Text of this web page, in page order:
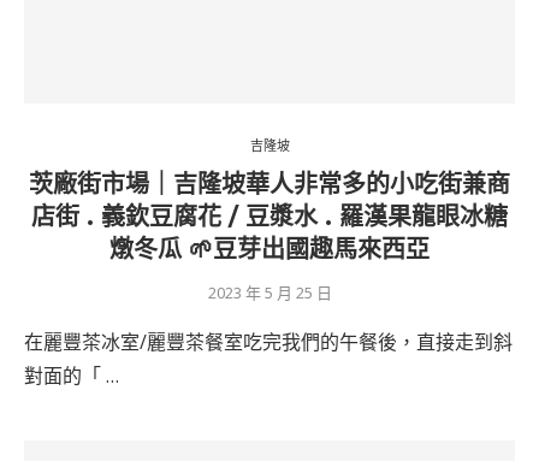
吉隆坡
茨廠街市場｜吉隆坡華人非常多的小吃街兼商
店街 . 義欽豆腐花 / 豆漿水 . 羅漢果龍眼冰糖
燉冬瓜 🌱豆芽出國趣馬來西亞
2023 年 5 月 25 日
在麗豐茶冰室/麗豐茶餐室吃完我們的午餐後，直接走到斜
對面的「 …